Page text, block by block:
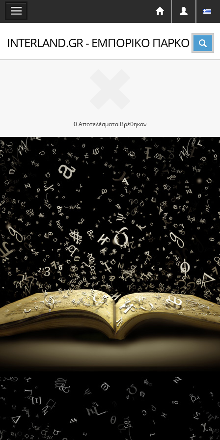
INTERLAND.GR - ΕΜΠΟΡΙΚΟ ΠΑΡΚΟ
0 Αποτελέσματα Βρέθηκαν